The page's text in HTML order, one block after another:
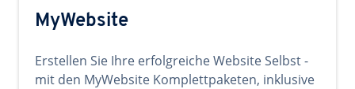
MyWebsite
Erstellen Sie Ihre erfolgreiche Website Selbst -
mit den MyWebsite Komplettpaketen, inklusive